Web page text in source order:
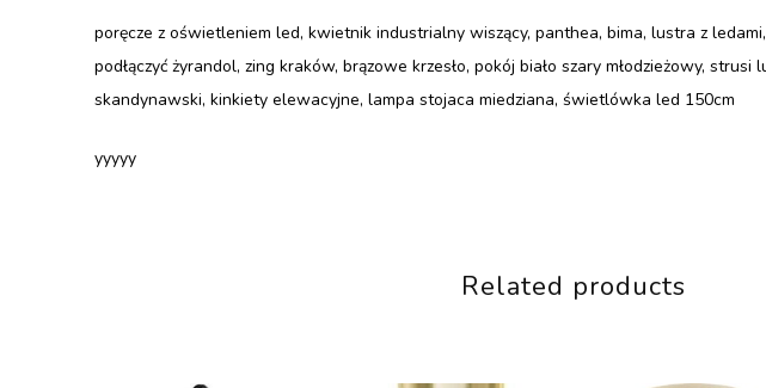
poręcze z oświetleniem led, kwietnik industrialny wiszący, panthea, bima, lustra z
podłączyć żyrandol, zing kraków, brązowe krzesło, pokój biało szary młodzieżowy,
skandynawski, kinkiety elewacyjne, lampa stojaca miedziana, świetlówka led 150cm
yyyyy
Related products